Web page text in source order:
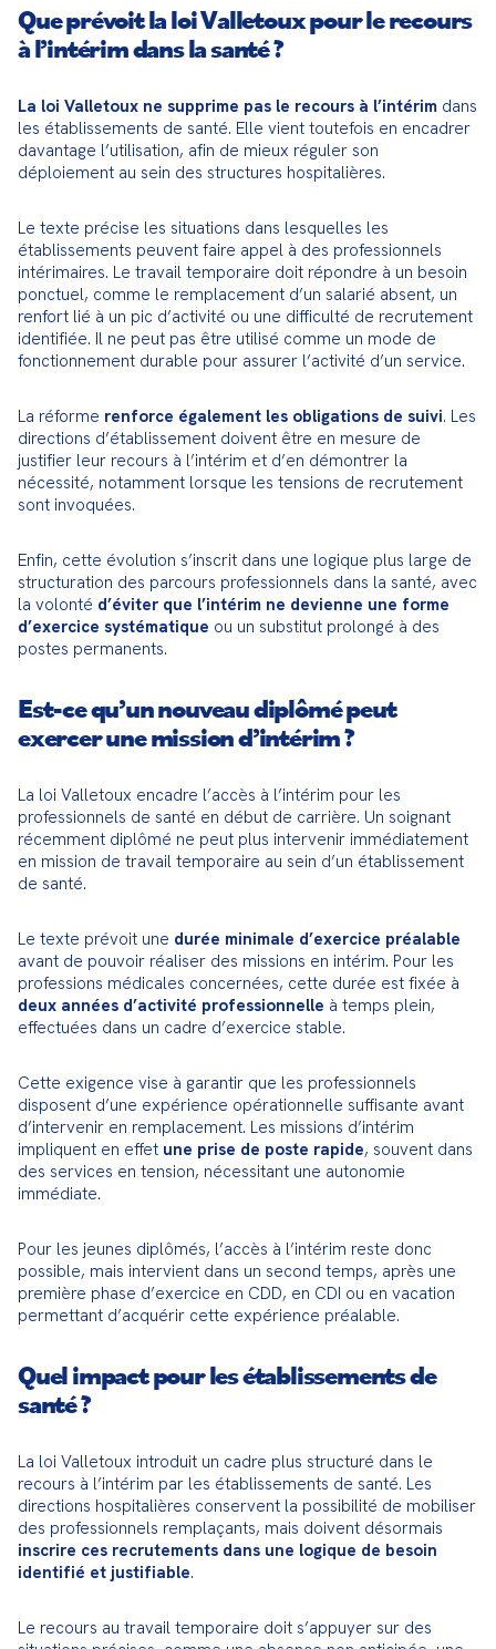
Que prévoit la loi Valletoux pour le recours
à l’intérim dans la santé ?
La loi Valletoux ne supprime pas le recours à l’intérim dans
les établissements de santé. Elle vient toutefois en encadrer
davantage l’utilisation, afin de mieux réguler son
déploiement au sein des structures hospitalières.
Le texte précise les situations dans lesquelles les
établissements peuvent faire appel à des professionnels
intérimaires. Le travail temporaire doit répondre à un besoin
ponctuel, comme le remplacement d’un salarié absent, un
renfort lié à un pic d’activité ou une difficulté de recrutement
identifiée. Il ne peut pas être utilisé comme un mode de
fonctionnement durable pour assurer l’activité d’un service.
La réforme renforce également les obligations de suivi. Les
directions d’établissement doivent être en mesure de
justifier leur recours à l’intérim et d’en démontrer la
nécessité, notamment lorsque les tensions de recrutement
sont invoquées.
Enfin, cette évolution s’inscrit dans une logique plus large de
structuration des parcours professionnels dans la santé, avec
la volonté d’éviter que l’intérim ne devienne une forme
d’exercice systématique ou un substitut prolongé à des
postes permanents.
Est-ce qu’un nouveau diplômé peut
exercer une mission d’intérim ?
La loi Valletoux encadre l’accès à l’intérim pour les
professionnels de santé en début de carrière. Un soignant
récemment diplômé ne peut plus intervenir immédiatement
en mission de travail temporaire au sein d’un établissement
de santé.
Le texte prévoit une durée minimale d’exercice préalable
avant de pouvoir réaliser des missions en intérim. Pour les
deux années d’activité professionnelle à temps plein,
effectuées dans un cadre d’exercice stable.
Cette exigence vise à garantir que les professionnels
disposent d’une expérience opérationnelle suffisante avant
d’intervenir en remplacement. Les missions d’intérim
impliquent en effet une prise de poste rapide, souvent dans
des services en tension, nécessitant une autonomie
immédiate.
Pour les jeunes diplômés, l’accès à l’intérim reste donc
possible, mais intervient dans un second temps, après une
première phase d’exercice en CDD, en CDI ou en vacation
permettant d’acquérir cette expérience préalable.
Quel impact pour les établissements de
santé ?
La loi Valletoux introduit un cadre plus structuré dans le
recours à l’intérim par les établissements de santé. Les
directions hospitalières conservent la possibilité de mobiliser
inscrire ces recrutements dans une logique de besoin
identifié et justifiable.
Le recours au travail temporaire doit s’appuyer sur des